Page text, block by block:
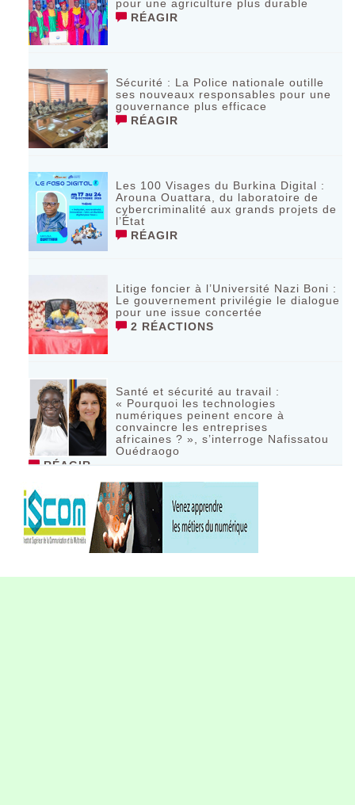
pour une agriculture plus durable
RÉAGIR
Sécurité : La Police nationale outille
ses nouveaux responsables pour une
gouvernance plus efficace
RÉAGIR
Les 100 Visages du Burkina Digital :
Arouna Ouattara, du laboratoire de
cybercriminalité aux grands projets de
l’État
RÉAGIR
Litige foncier à l’Université Nazi Boni :
Le gouvernement privilégie le dialogue
pour une issue concertée
2 RÉACTIONS
Santé et sécurité au travail :
« Pourquoi les technologies
numériques peinent encore à
convaincre les entreprises
africaines ? », s’interroge Nafissatou
Ouédraogo
RÉAGIR